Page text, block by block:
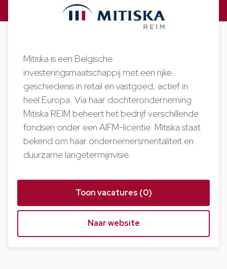
Mitiska is een Belgische
investeringsmaatschappij met een rijke
geschiedenis in retail en vastgoed, actief in
heel Europa. Via haar dochteronderneming
Mitiska REIM beheert het bedrijf verschillende
fondsen onder een AIFM-licentie. Mitiska staat
bekend om haar ondernemersmentaliteit en
duurzame langetermijnvisie.
Toon vacatures (0)
Naar website